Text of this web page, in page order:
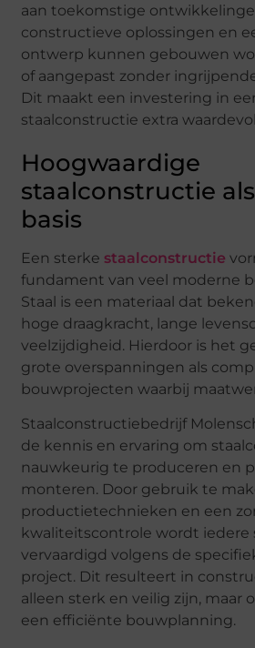
aan toekomstige
constructieve oplossingen en
ontwerp kunnen gebouwen
of aangepast zonder
Dit maakt een investering in
staalconstructie extra
Hoogwaardige
staalconstructie
basis
Een sterke staalconstructie
fundament van veel moderne
Staal is een materiaal dat
hoge draagkracht, lange
veelzijdigheid. Hierdoor is het
grote overspanningen als
bouwprojecten waarbij
Staalconstructiebedrijf
de kennis en ervaring om
nauwkeurig te produceren en
monteren. Door gebruik te
productietechnieken en een
kwaliteitscontrole wordt iedere
vervaardigd volgens de
project. Dit resulteert in
alleen sterk en veilig zijn, maar
een efficiënte bouwplanning.